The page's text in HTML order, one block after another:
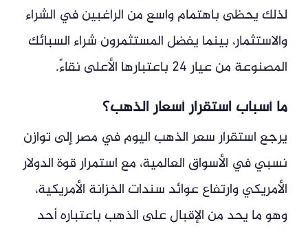
لذلك يحظى باهتمام واسع من الراغبين في الشراء
والاستثمار، بينما يفضل المستثمرون شراء السبائك
المصنوعة من عيار 24 باعتبارها الأعلى نقاءً.
ما أسباب استقرار أسعار الذهب؟
يرجع استقرار سعر الذهب اليوم في مصر إلى توازن
نسبي في الأسواق العالمية، مع استمرار قوة الدولار
الأمريكي وارتفاع عوائد سندات الخزانة الأمريكية،
وهو ما يحد من الإقبال على الذهب باعتباره أحد